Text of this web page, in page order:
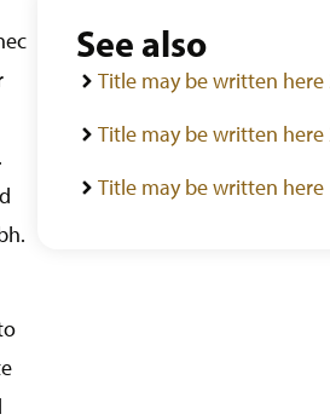
See also
Title may be written here
Title may be written here
Title may be written here